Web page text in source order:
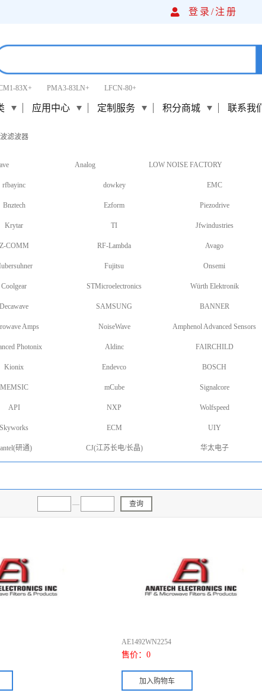
登录/注册
83X+ PMA3-83LN+ LFCN-80+
应用中心 定制服务 积分商城 联系我们
滤波器
Analog LOW NOISE FACTORY
rfbayinc dowkey EMC
Bnztech Ezform Piezodrive
Krytar TI Jfwindustries
Z-COMM RF-Lambda Avago
Fujitsu Onsemi
Coolgear STMicroelectronics Würth Elektronik
Decawave SAMSUNG BANNER
Amps NoiseWave Amphenol Advanced Sensors
Photonix Aldinc FAIRCHILD
Kionix Endevco BOSCH
MEMSIC mCube Signalcore
API NXP Wolfspeed
Skyworks ECM UIY
研通) CJ(江苏长电/长晶) 华太电子
— 查询
AE1492WN2254
售价： 0